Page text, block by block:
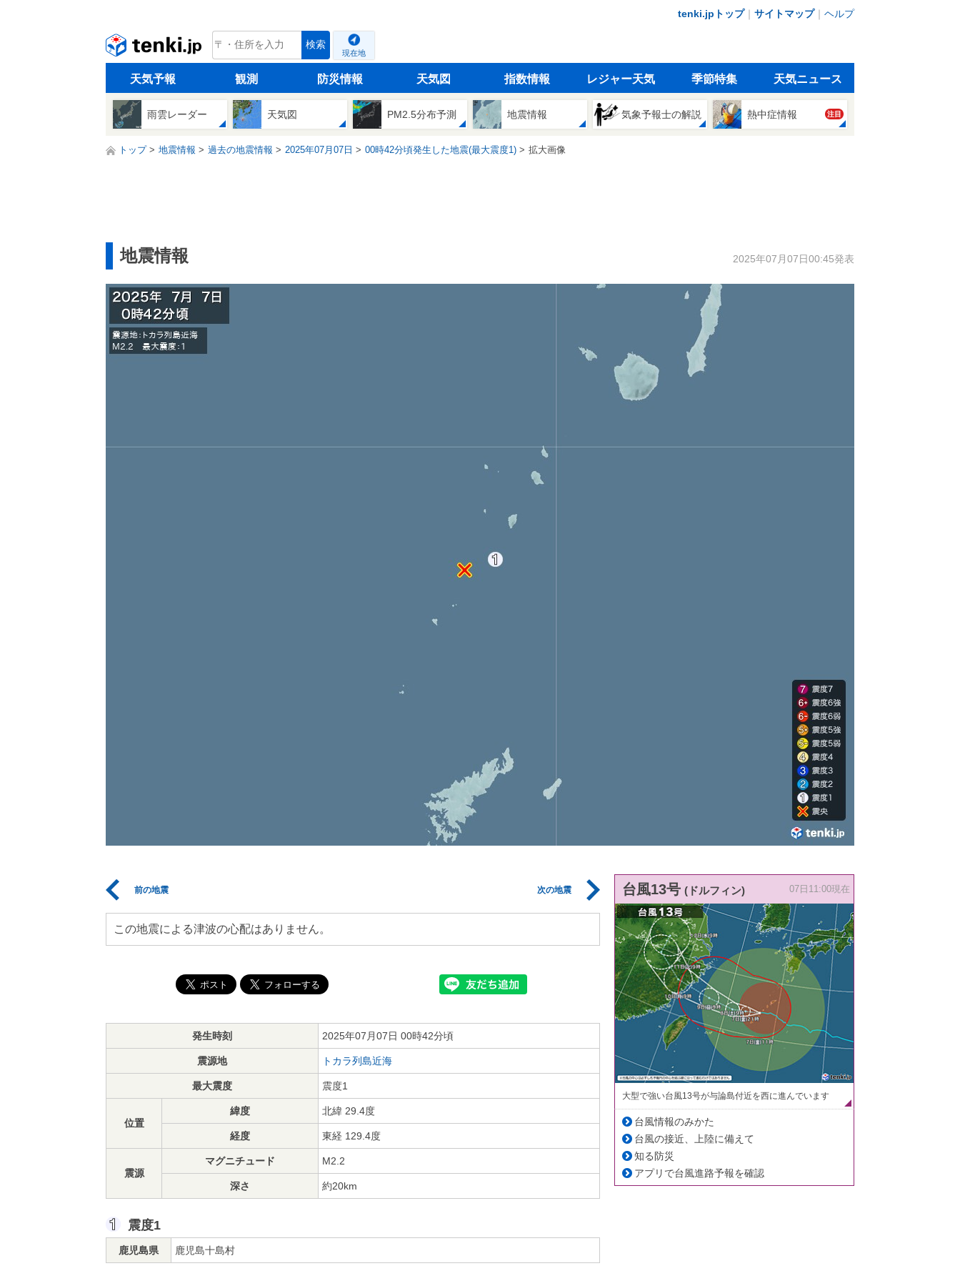
tenki.jpトップ｜ サイトマップ｜ ヘルプ
tenki.jp 検索
現在地
天気予報 観測 防災情報 天気図 指数情報 レジャー天気 季節特集 天気ニュース
雨雲レーダー 天気図 PM2.5分布予測 地震情報 気象予報士の解説 熱中症情報 注目
トップ 地震情報 過去の地震情報 2025年07月07日 00時42分頃発生した地震(最大震度1) 拡大画像
地震情報 2025年07月07日00:45発表
前の地震 次の地震
この地震による津波の心配はありません。
発生時刻 2025年07月07日 00時42分頃
震源地 トカラ列島近海
最大震度 震度1
位置
緯度 北緯 29.4度
経度 東経 129.4度
震源
マグニチュード M2.2
深さ 約20km
震度1
鹿児島県 鹿児島十島村
台風13号 (ドルフィン) 07日11:00現在
大型で強い台風13号が与論島付近を西に進んでいます
台風情報のみかた
台風の接近、上陸に備えて
知る防災
アプリで台風進路予報を確認